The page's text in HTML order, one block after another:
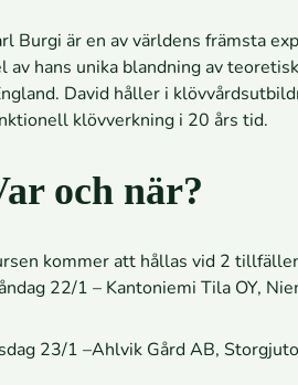
Burgi är en av världens främsta
av hans unika blandning av
David håller i
klövverkning i 20 års tid.
och när?
kommer att hållas vid 2
22/1 – Kantoniemi Tila OY,
23/1 –Ahlvik Gård AB,